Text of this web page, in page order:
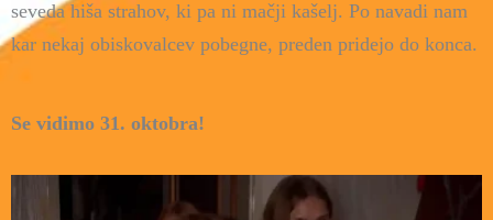
seveda hiša strahov, ki pa ni mačji kašelj. Po navadi nam
kar nekaj obiskovalcev pobegne, preden pridejo do konca.
Se vidimo 31. oktobra!